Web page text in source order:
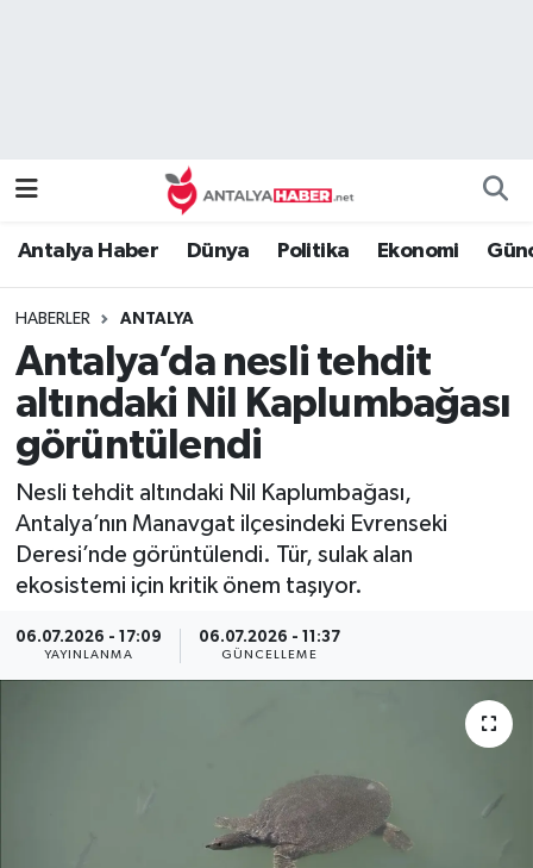
Antalya Haber Dünya Politika Ekonomi
HABERLER ANTALYA
Antalya’da nesli tehdit
altındaki Nil Kaplumbağası
görüntülendi
Nesli tehdit altındaki Nil Kaplumbağası,
Antalya’nın Manavgat ilçesindeki Evrenseki
Deresi’nde görüntülendi. Tür, sulak alan
ekosistemi için kritik önem taşıyor.
06.07.2026 - 17:09
YAYINLANMA
06.07.2026 - 11:37
GÜNCELLEME
Genel
Güncel
Güvenlik
Kültür Sanat
Magazin
Namaz Vakitleri
Tüm Manşetler
Son Dakika Haberleri
Haber Arşivi